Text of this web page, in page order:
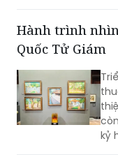
Hành trình
Quốc Tử Giám
kỷ